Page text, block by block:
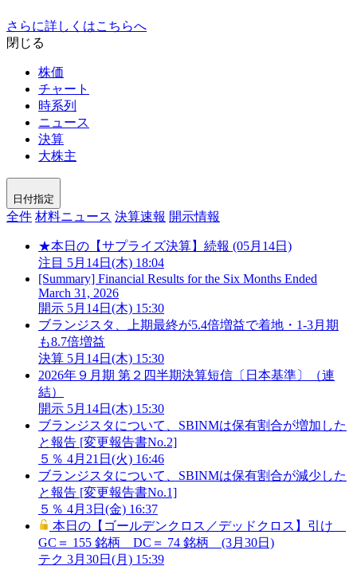
さらに詳しくはこちらへ
閉じる
株価
チャート
時系列
ニュース
決算
大株主
日付指定
全件 材料ニュース 決算速報 開示情報
★本日の【サプライズ決算】続報 (05月14日)
注目 5月14日(木) 18:04
[Summary] Financial Results for the Six Months Ended
March 31, 2026
開示 5月14日(木) 15:30
ブランジスタ、上期最終が5.4倍増益で着地・1-3月期
も8.7倍増益
決算 5月14日(木) 15:30
2026年９月期 第２四半期決算短信〔日本基準〕（連
結）
開示 5月14日(木) 15:30
ブランジスタについて、SBINMは保有割合が増加した
と報告 [変更報告書No.2]
５％ 4月21日(火) 16:46
ブランジスタについて、SBINMは保有割合が減少した
と報告 [変更報告書No.1]
５％ 4月3日(金) 16:37
本日の【ゴールデンクロス／デッドクロス】引け
GC＝ 155 銘柄 DC＝ 74 銘柄 (3月30日)
テク 3月30日(月) 15:39